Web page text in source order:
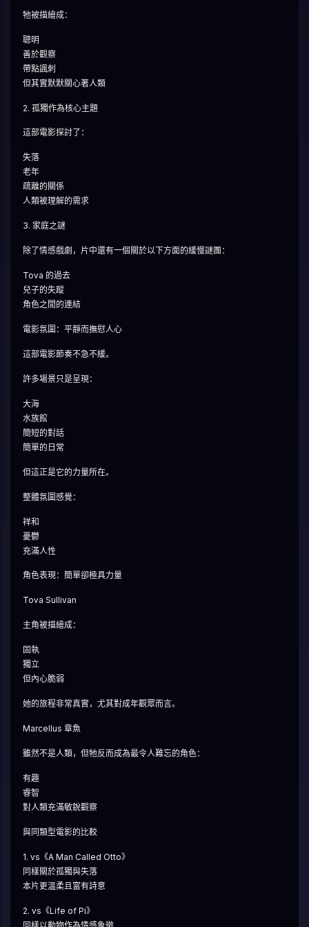
牠被描繪成：
聰明
善於觀察
帶點諷刺
但其實默默關心著人類
2. 孤獨作為核心主題
這部電影探討了：
失落
老年
疏離的關係
人類被理解的需求
3. 家庭之謎
除了情感戲劇，片中還有一個關於以下方面的緩慢謎團：
Tova 的過去
兒子的失蹤
角色之間的連結
電影氛圍：平靜而撫慰人心
這部電影節奏不急不緩。
許多場景只是呈現：
大海
水族館
簡短的對話
簡單的日常
但這正是它的力量所在。
整體氛圍感覺：
祥和
憂鬱
充滿人性
角色表現：簡單卻極具力量
Tova Sullivan
主角被描繪成：
固執
獨立
但內心脆弱
她的旅程非常真實，尤其對成年觀眾而言。
Marcellus 章魚
雖然不是人類，但牠反而成為最令人難忘的角色：
有趣
睿智
對人類充滿敏銳觀察
與同類型電影的比較
1. vs《A Man Called Otto》
同樣關於孤獨與失落
本片更溫柔且富有詩意
2. vs《Life of Pi》